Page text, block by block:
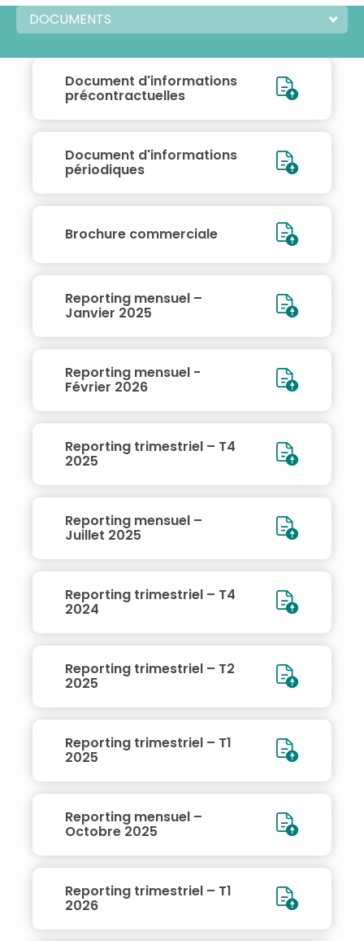
DOCUMENTS
Document d'informations
précontractuelles
Document d'informations
périodiques
Brochure commerciale
Reporting mensuel –
Janvier 2025
Reporting mensuel -
Février 2026
Reporting trimestriel – T4
2025
Reporting mensuel –
Juillet 2025
Reporting trimestriel – T4
2024
Reporting trimestriel – T2
2025
Reporting trimestriel – T1
2025
Reporting mensuel –
Octobre 2025
Reporting trimestriel – T1
2026